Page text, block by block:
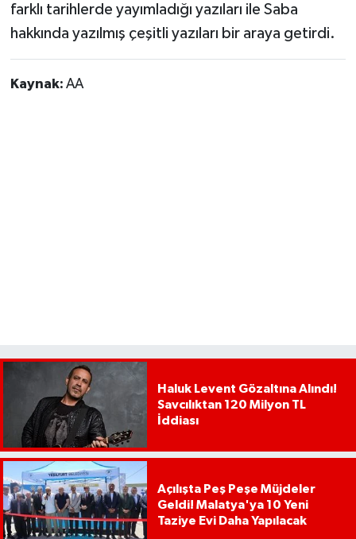
farklı tarihlerde yayımladığı yazıları ile Saba
hakkında yazılmış çeşitli yazıları bir araya getirdi.
Kaynak: AA
Haluk Levent Gözaltına Alındı!
Savcılıktan 120 Milyon TL
İddiası
Açılışta Peş Peşe Müjdeler
Geldi! Malatya'ya 10 Yeni
Taziye Evi Daha Yapılacak